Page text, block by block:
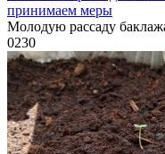
принимаем меры
Молодую рассаду
0230